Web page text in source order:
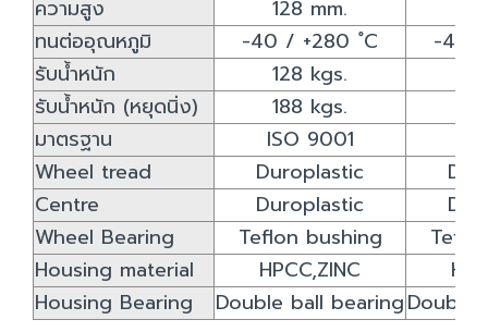
ความสูง 128 mm.
ทนต่ออุณหภูมิ
-40 / +280 ํC
-40
รับน้ำหนัก
128 kgs.
รับน้ำหนัก (หยุดนิ่ง)
188 kgs.
มาตรฐาน
ISO 9001
Wheel tread
Duroplastic
Centre
Duroplastic
Wheel Bearing
Teflon bushing
Housing material
HPCC,ZINC
Housing Bearing
Double ball bearingDouble